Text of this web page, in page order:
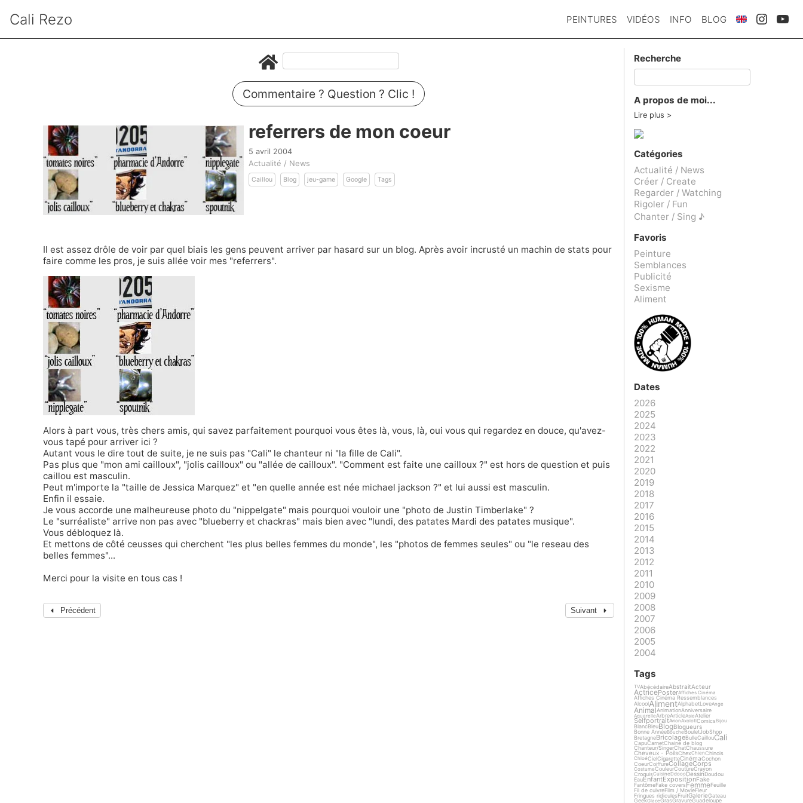
Cali Rezo PEINTURES VIDÉOS INFO BLOG
Commentaire ? Question ? Clic !
referrers de mon coeur
5 avril 2004
Actualité / News
Caillou Blog jeu-game Google Tags
Il est assez drôle de voir par quel biais les gens peuvent arriver par hasard sur un blog. Après avoir incrusté un machin de stats pour
faire comme les pros, je suis allée voir mes "referrers".
Alors à part vous, très chers amis, qui savez parfaitement pourquoi vous êtes là, vous, là, oui vous qui regardez en douce, qu'avez-
vous tapé pour arriver ici ?
Autant vous le dire tout de suite, je ne suis pas "Cali" le chanteur ni "la fille de Cali".
Pas plus que "mon ami cailloux", "jolis cailloux" ou "allée de cailloux". "Comment est faite une cailloux ?" est hors de question et puis
caillou est masculin.
Peut m'importe la "taille de Jessica Marquez" et "en quelle année est née michael jackson ?" et lui aussi est masculin.
Enfin il essaie.
Je vous accorde une malheureuse photo du "nippelgate" mais pourquoi vouloir une "photo de Justin Timberlake" ?
Le "surréaliste" arrive non pas avec "blueberry et chackras" mais bien avec "lundi, des patates Mardi des patates musique".
Vous débloquez là.
Et mettons de côté ceusses qui cherchent "les plus belles femmes du monde", les "photos de femmes seules" ou "le reseau des
belles femmes"...
Merci pour la visite en tous cas !
Précédent Suivant
Recherche
A propos de moi...
Lire plus
Catégories
Actualité / News
Créer / Create
Regarder / Watching
Rigoler / Fun
Chanter / Sing ♪
Favoris
Peinture
Semblances
Publicité
Sexisme
Aliment
Dates
2026
2025
2024
2023
2022
2021
2020
2019
2018
2017
2016
2015
2014
2013
2012
2011
2010
2009
2008
2007
2006
2005
2004
Tags
TVAbécédaireAbstraitActeur
ActricePosterAffiches Cinéma
Affiches Cinéma Ressemblances
Alcool AlimentAlphabetLoveAnge
AnimalAnimationAnniversaire
AquarelleArbreArticleAsieAtelier
SelfportraitAvionAxolotlComicsBijou
BlancBleuBlogBlogueurs
Bonne AnnéeBoucheBouletJobShop
BretagneBricolageBulleCaillouCali
CapuCarnetChaine de blog
Chanteur/SingerChatChaussure
Cheveux - PoilsChexChienChinois
ChloéCielCigaretteCinémaCochon
CoeurCoiffureCollageCorps
CostumeCouleurCoutureCrayon
CroquisCuisineDdoooDessinDoudou
EauEnfantExpositionFake
FantômeFake coversFemmeFeuille
Fil de cuivreFilm / MovieFleur
Fringues ridiculesFruitGalerieGateau
GeekGlaceGrasGravureGuadeloupe